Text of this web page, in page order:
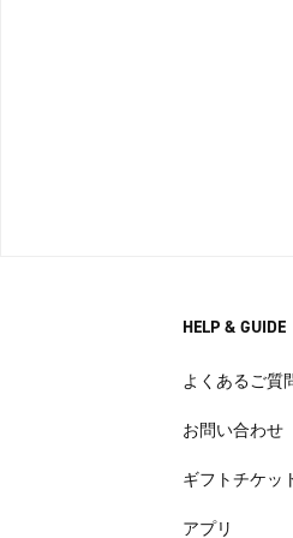
HELP & GUIDE
よくあるご質
お問い合わせ
ギフトチケッ
アプリ